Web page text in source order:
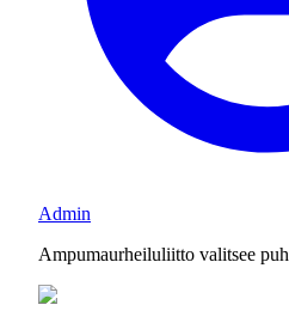
Admin
Ampumaurheiluliitto valitsee